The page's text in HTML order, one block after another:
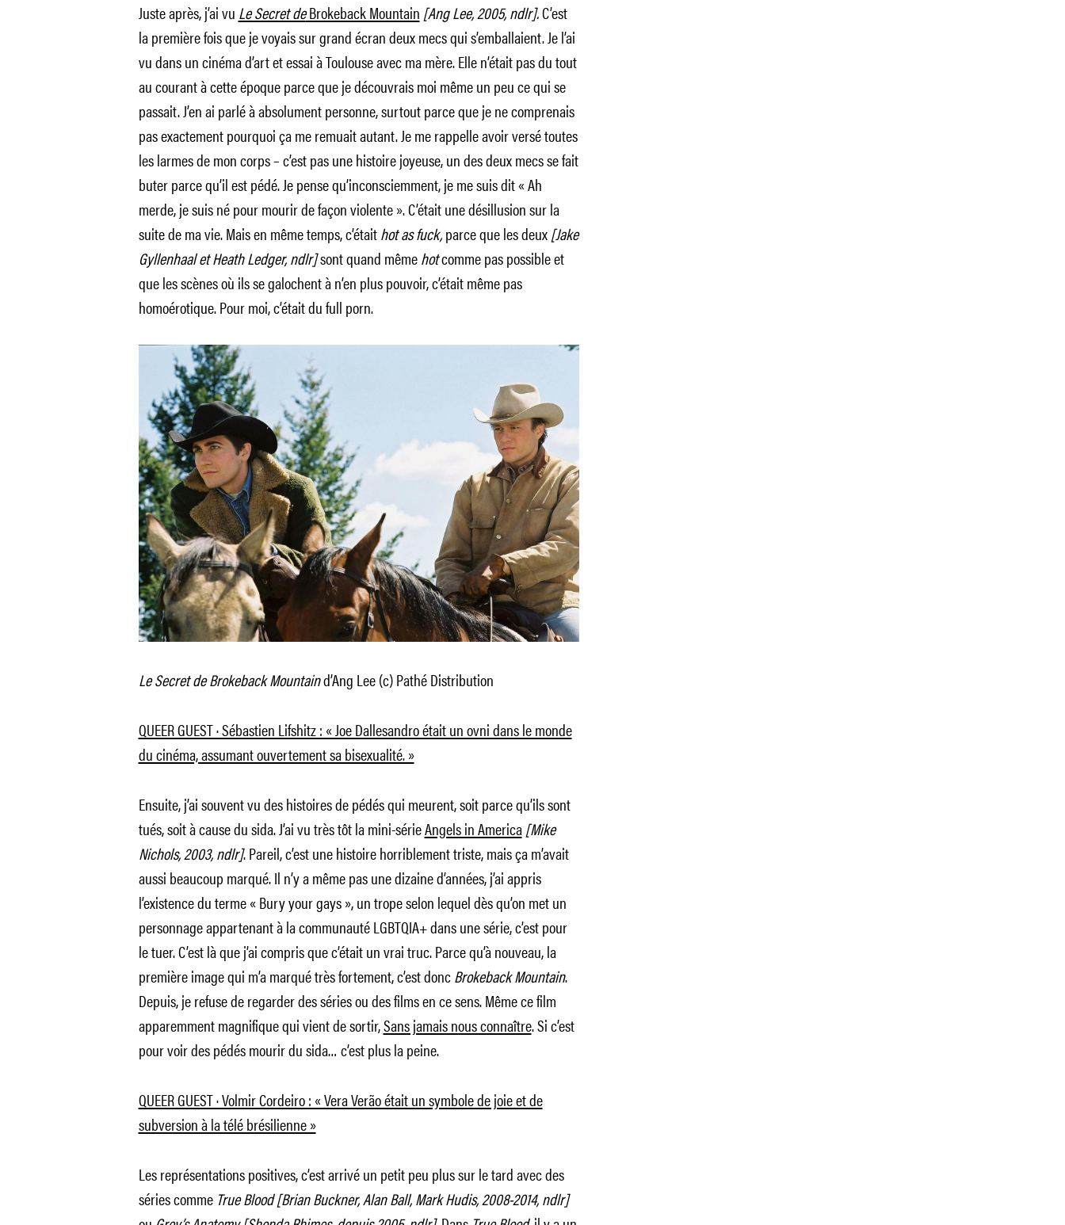
Juste après, j’ai vu Le Secret deBrokeback Mountain [Ang Lee, 2005, ndlr].C’est
la première fois que je voyais sur grand écran deux mecs qui s’emballaient. Je l’ai
vu dans un cinéma d’art et essai à Toulouse avec ma mère. Elle n’était pas du tout
au courant à cette époque parce que je découvrais moi même un peu ce qui se
passait. J’en ai parlé à absolument personne, surtout parce que je ne comprenais
pas exactement pourquoi ça me remuait autant. Je me rappelle avoir versé toutes
les larmes de mon corps – c’est pas une histoire joyeuse, un des deux mecs se fait
buter parce qu’il est pédé. Je pense qu’inconsciemment, je me suis dit « Ah
merde, je suis né pour mourir de façon violente ». C’était une désillusion sur la
suite de ma vie. Mais en même temps, c’étaithot as fuck,parce que les deux[Jake
Gyllenhaal et Heath Ledger, ndlr]sont quand mêmehotcomme pas possible et
que les scènes où ils se galochent à n’en plus pouvoir, c’était même pas
homoérotique. Pour moi, c’était du full porn.
Le Secret de Brokeback Mountaind’Ang Lee (c) Pathé Distribution
QUEER GUEST · Sébastien Lifshitz : « Joe Dallesandro était un ovni dans le monde
du cinéma, assumant ouvertement sa bisexualité. »
Ensuite, j’ai souvent vu des histoires de pédés qui meurent, soit parce qu’ils sont
tués, soit à cause du sida. J’ai vu très tôt la mini-sérieAngels in America[Mike
Nichols, 2003, ndlr]. Pareil, c’est une histoire horriblement triste, mais ça m’avait
aussi beaucoup marqué. Il n’y a même pas une dizaine d’années, j’ai appris
l’existence du terme « Bury your gays », un trope selon lequel dès qu’on met un
personnage appartenant à la communauté LGBTQIA+ dans une série, c’est pour
le tuer. C’est là que j’ai compris que c’était un vrai truc. Parce qu’à nouveau, la
première image qui m’a marqué très fortement, c’est doncBrokeback Mountain.
Depuis, je refuse de regarder des séries ou des films en ce sens. Même ce film
apparemment magnifique qui vient de sortir,Sans jamais nous connaître. Si c’est
pour voir des pédés mourir du sida… c’est plus la peine.
QUEER GUEST · Volmir Cordeiro : « Vera Verão était un symbole de joie et de
subversion à la télé brésilienne »
Les représentations positives, c’est arrivé un petit peu plus sur le tard avec des
séries comme True Blood[Brian Buckner, Alan Ball, Mark Hudis, 2008-2014, ndlr]